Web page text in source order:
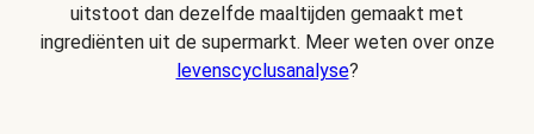
uitstoot dan dezelfde maaltijden gemaakt met
ingrediënten uit de supermarkt. Meer weten over onze
levenscyclusanalyse?